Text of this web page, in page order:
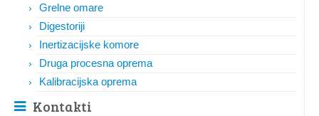
Grelne omare
Digestoriji
Inertizacijske komore
Druga procesna oprema
Kalibracijska oprema
Kontakti